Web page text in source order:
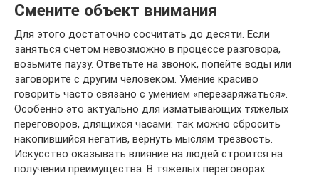
Смените объект внимания
Для этого достаточно сосчитать до десяти. Если
заняться счетом невозможно в процессе разговора,
возьмите паузу. Ответьте на звонок, попейте воды или
заговорите с другим человеком. Умение красиво
говорить часто связано с умением «перезаряжаться».
Особенно это актуально для изматывающих тяжелых
переговоров, длящихся часами: так можно сбросить
накопившийся негатив, вернуть мыслям трезвость.
Искусство оказывать влияние на людей строится на
получении преимущества. В тяжелых переговорах